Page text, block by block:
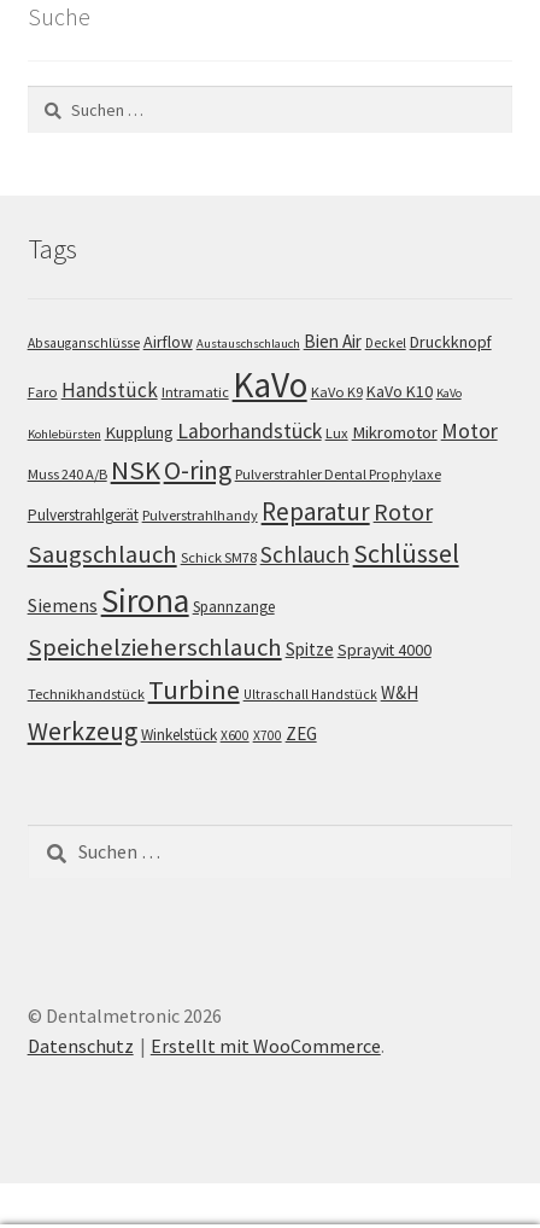
Suche
Suchen
nach:
Tags
Absauganschlüsse Airflow Austauschschlauch Bien Air Deckel Druckknopf
Faro Handstück Intramatic KaVo KaVo K9 KaVo K10 KaVo
Kohlebürsten Kupplung Laborhandstück Lux Mikromotor Motor
Muss 240 A/B NSKO-ring Pulverstrahler Dental Prophylaxe
Pulverstrahlgerät Pulverstrahlhandy Reparatur Rotor
Saugschlauch Schick SM78 Schlauch Schlüssel
Siemens Sirona Spannzange
Speichelzieherschlauch Spitze Sprayvit 4000
Technikhandstück Turbine Ultraschall Handstück W&H
WerkzeugWinkelstück X600 X700 ZEG
nach:
© Dentalmetronic 2026
Datenschutz
Erstellt mit WooCommerce.